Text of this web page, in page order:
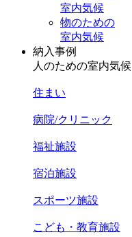
室内気候
物のための
室内気候
納入事例
人のための室内気候
住まい
病院/クリニック
福祉施設
宿泊施設
スポーツ施設
こども・教育施設